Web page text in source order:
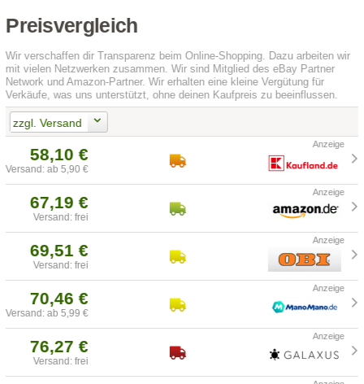
Preisvergleich
Wir verschaffen dir Transparenz beim Online-Shopping. Dazu arbeiten wir
mit vielen Netzwerken zusammen. Wir sind Mitglied des eBay Partner
Network und Amazon-Partner. Wir erhalten eine kleine Vergütung für
Verkäufe, was uns unterstützt, ohne deinen Kaufpreis zu beeinflussen.
zzgl. Versand
58,10 €
Versand: ab 5,90 €
67,19 €
Versand: frei
69,51 €
Versand: frei
70,46 €
Versand: ab 5,99 €
76,27 €
Versand: frei